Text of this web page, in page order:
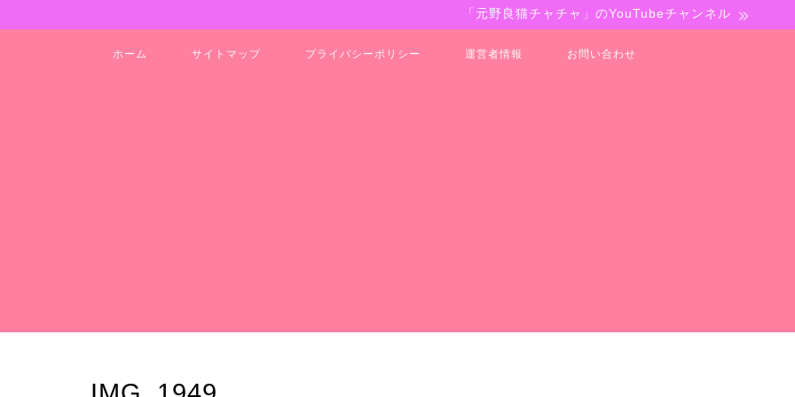
「元野良猫チャチャ」のYouTubeチャンネル
ホーム サイトマップ プライバシーポリシー 運営者情報 お問い合わせ